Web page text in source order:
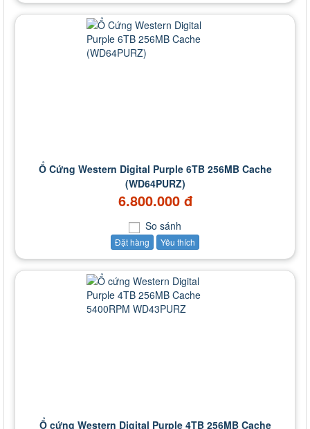
Ổ Cứng Western Digital Purple 6TB 256MB Cache
(WD64PURZ)
6.800.000 đ
So sánh
Đặt hàng Yêu thích
Ổ cứng Western Digital Purple 4TB 256MB Cache